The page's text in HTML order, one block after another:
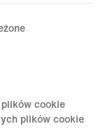
cookie
plików cookie